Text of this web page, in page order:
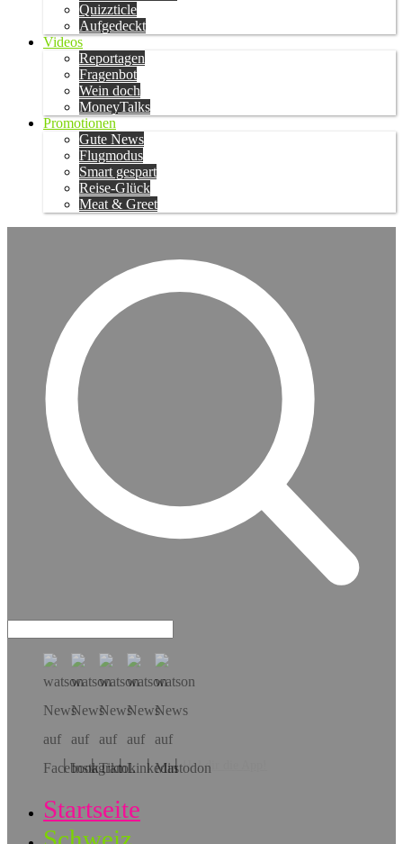
Quizzticle
Aufgedeckt
Videos
Reportagen
Fragenbot
Wein doch
MoneyTalks
Promotionen
Gute News
Flugmodus
Smart gespart
Reise-Glück
Meat & Greet
Hol dir die App!
Startseite